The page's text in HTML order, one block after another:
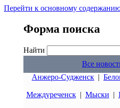
Перейти к основному
Форма поиска
Найти
Все
Анжеро-Судженск |
Междуреченск| Мыски |